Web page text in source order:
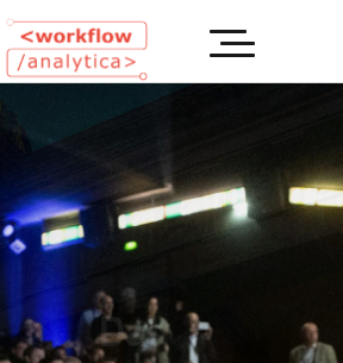
Berlin